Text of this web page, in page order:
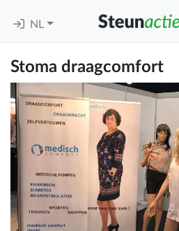
NL
Stoma draagcomfort